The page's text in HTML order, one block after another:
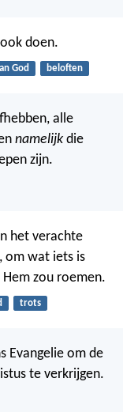
doen.
God beloften
alle
namelijk die
zijn.
het verachte
om wat iets is
zou roemen.
trots
Evangelie om de
te verkrijgen.